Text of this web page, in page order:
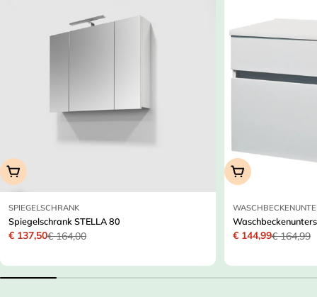
In Den Warenkorb
SPIEGELSCHRANK
Spiegelschrank STELLA 80
Verkaufspreis
€ 137,50
Regulärer€ 164,00
In Den
Verkaufspreis
€ 144,99
Regulärer€ 164,99